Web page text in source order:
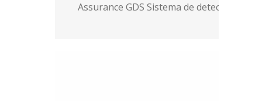
Assurance GDS Sistema de detección